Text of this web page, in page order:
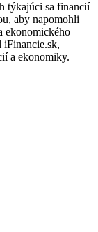
týkajúci sa financií
aby napomohli
ekonomického
iFinancie.sk,
a ekonomiky.